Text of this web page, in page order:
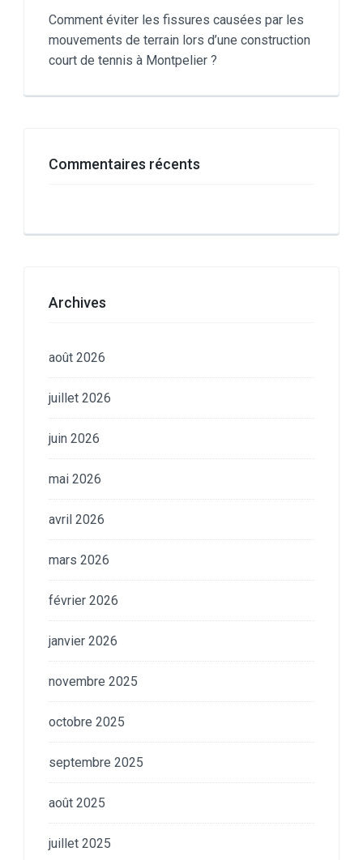
Comment éviter les fissures causées par les
mouvements de terrain lors d’une construction
court de tennis à Montpelier ?
Commentaires récents
Archives
août 2026
juillet 2026
juin 2026
mai 2026
avril 2026
mars 2026
février 2026
janvier 2026
novembre 2025
octobre 2025
septembre 2025
août 2025
juillet 2025